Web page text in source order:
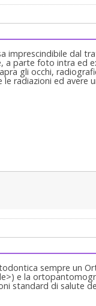
imprescindibile dal
a parte foto intra ed
gli occhi,
radiazioni ed avere
sempre un
e la
standard di salute